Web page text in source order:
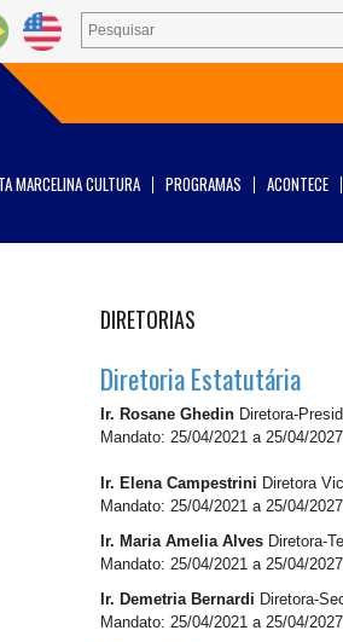
MARCELINA CULTURA PROGRAMAS ACONTECE
DIRETORIAS
Diretoria Estatutária
Ir. Rosane Ghedin Diretora-
Mandato: 25/04/2021 a 25/04/2027
Ir. Elena Campestrini Diretora
Mandato: 25/04/2021 a 25/04/2027
Ir. Maria Amelia Alves Diretora-
Mandato: 25/04/2021 a 25/04/2027
Ir. Demetria Bernardi Diretora-
Mandato: 25/04/2021 a 25/04/2027